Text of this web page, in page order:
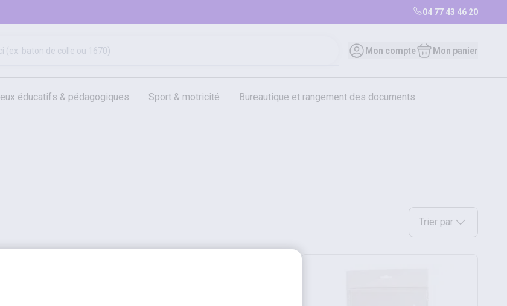
04 77 43 46 20
Mon compte Mon panier
jeux éducatifs & pédagogiques sport & motricité bureautique et rangement des documents
Trier par